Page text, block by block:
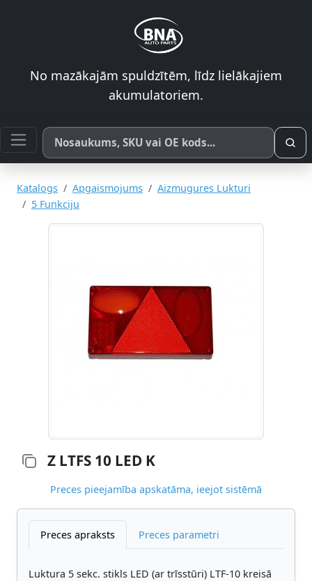
No mazākajām spuldzītēm, līdz lielākajiem
akumulatoriem.
Meklēt pēc produkta nosaukuma, SKU vai OE koda
Katalogs Apgaismojums
Aizmugures Lukturi
5 Funkciju
Z LTFS 10 LED K
Preces pieejamība apskatāma, ieejot sistēmā
Preces apraksts Preces parametri
Luktura 5 sekc. stikls LED (ar trīsstūri) LTF-10 kreisā